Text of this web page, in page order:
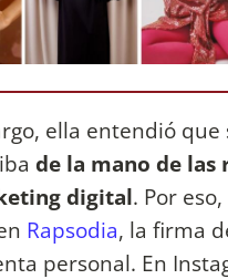
ella entendió que
de la mano de las
digital. Por
Rapsodia, la firma
personal. En